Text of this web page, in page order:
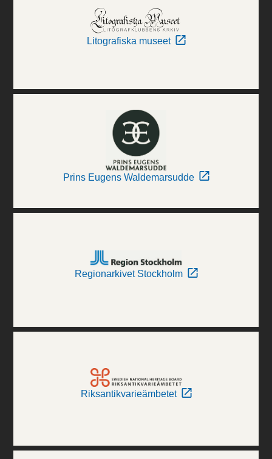
Litografiska museet
Prins Eugens Waldemarsudde
Regionarkivet Stockholm
Riksantikvarieämbetet